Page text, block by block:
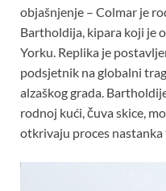
objašnjenje – Colmar je
Bartholdija, kipara koji je
Yorku. Replika je
podsjetnik na globalni
alzaškog grada.
rodnoj kući, čuva skice,
otkrivaju proces